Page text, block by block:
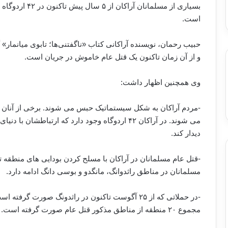
بسیاری از
است.
و از آن زمان تاکنون یک قتل عام خاموش در جریان است.
وی همچنین اظهار داشت:
می شوند. در آراکان ۴۲ اردوگاه وجود دارد که
دیدار کند.
-قتل عام مسلمانان در آراکان با مسلح کردن بودایی های
مسلمانان در مناطق راثدوانگ، مانگدو و بوسی دانگ ادامه دارد.
مجموع ۲۰ منطقه از مناطق مذکور قتل عام صورت گرفته است.